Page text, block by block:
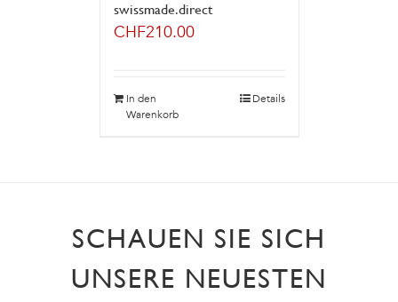
swissmade.direct
CHF210.00
In den
Warenkorb
Details
SCHAUEN SIE SICH
UNSERE NEUESTEN